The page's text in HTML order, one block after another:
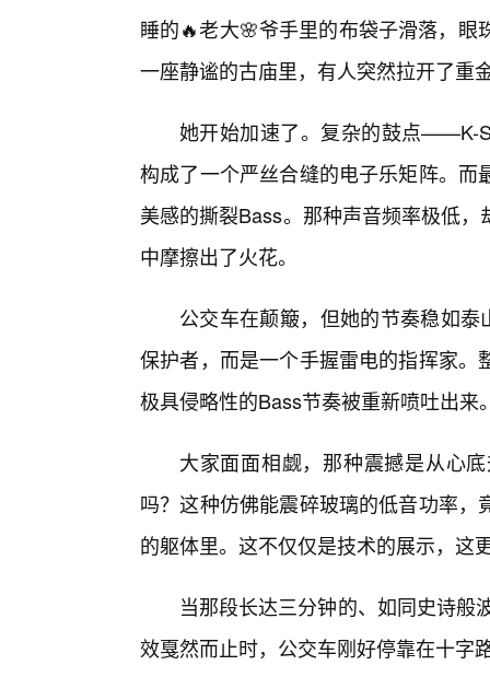
睡的🔥老大🌸爷手里的布袋子滑落，
一座静谧的古庙里，有人突然拉开了重
她开始加速了。复杂的鼓点——K-
构成了一个严丝合缝的电子乐矩阵。
美感的撕裂Bass。那种声音频率极低
中摩擦出了火花。
公交车在颠簸，但她的节奏稳如泰
保护者，而是一个手握雷电的指挥家
极具侵略性的Bass节奏被重新喷吐出来
大家面面相觑，那种震撼是从心
吗？这种仿佛能震碎玻璃的低音功率
的躯体里。这不仅仅是技术的展示，这
当那段长达三分钟的、如同史诗般
效戛然而止时，公交车刚好停靠在十字